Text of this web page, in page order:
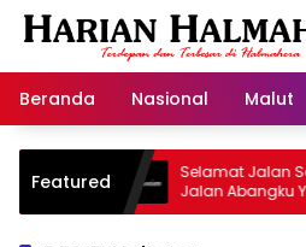
Langsung
Beranda
Nasional Malut
Featured
Selamat Jalan Sang
Jalan Abangku Yuslam